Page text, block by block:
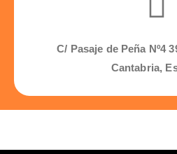
C/ Pasaje de Peña Nº4
Cantabria,